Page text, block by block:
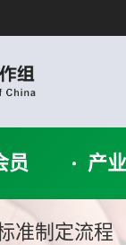
员 产
准制定流程